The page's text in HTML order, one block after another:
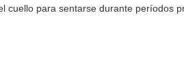
cuello para sentarse durante períodos